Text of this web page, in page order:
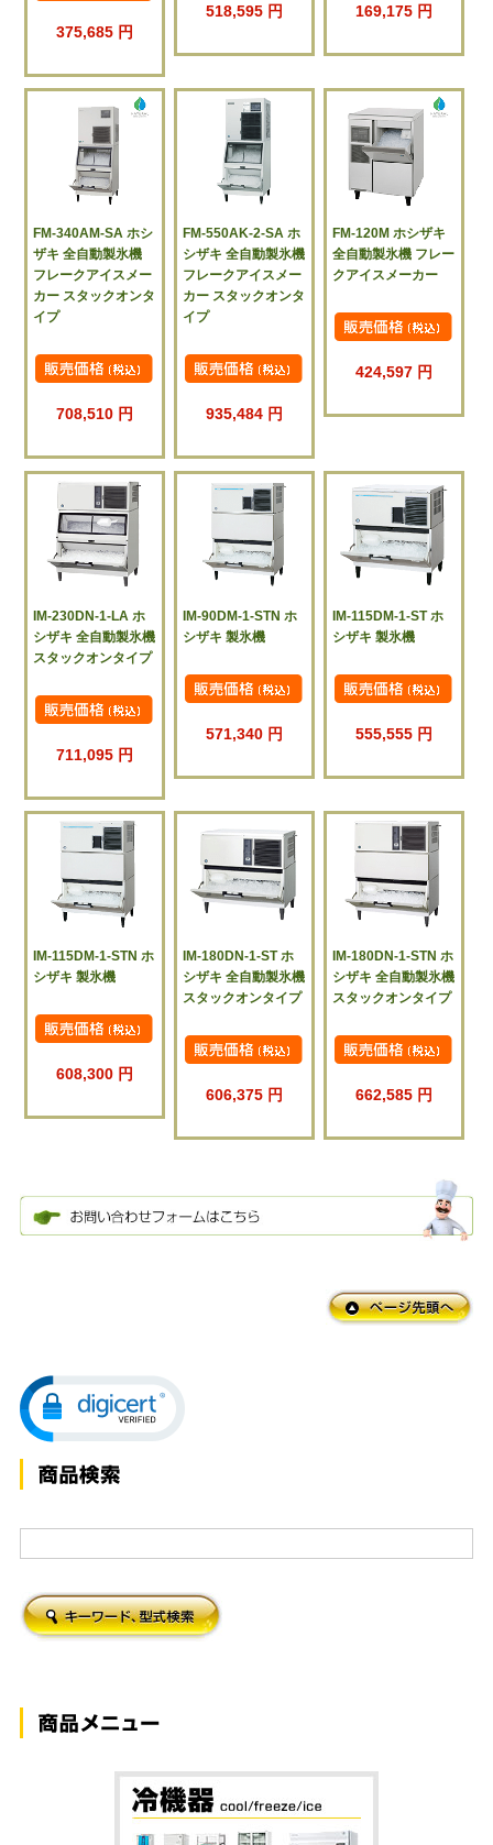
375,685 円
518,595 円 169,175 円
FM-340AM-SA ホシ
ザキ 全自動製氷機
フレークアイスメー
カー スタックオンタ
イプ
708,510 円
FM-550AK-2-SA ホ
シザキ 全自動製氷機
フレークアイスメー
カー スタックオンタ
イプ
935,484 円
FM-120M ホシザキ
全自動製氷機 フレー
クアイスメーカー
424,597 円
IM-230DN-1-LA ホ
シザキ 全自動製氷機
スタックオンタイプ
711,095 円
IM-90DM-1-STN ホ
シザキ 製氷機
571,340 円
IM-115DM-1-ST ホ
シザキ 製氷機
555,555 円
IM-115DM-1-STN ホ
シザキ 製氷機
608,300 円
IM-180DN-1-ST ホ
シザキ 全自動製氷機
スタックオンタイプ
606,375 円
IM-180DN-1-STN ホ
シザキ 全自動製氷機
スタックオンタイプ
662,585 円